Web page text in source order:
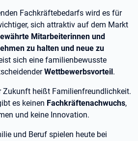
Fachkräftebedarfs wird es für
sich attraktiv auf dem Markt
Mitarbeiterinnen und
zu halten und neue zu
sich eine familienbewusste
Wettbewerbsvorteil.
Zukunft heißt Familienfreundlichkeit.
es keinen Fachkräftenachwuchs,
und keine Innovation.
und Beruf spielen heute bei